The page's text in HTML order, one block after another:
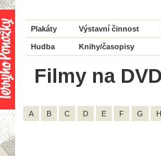
Plakáty Výstavní činnost
Hudba Knihy/časopisy
Filmy na
A B C D E F G H